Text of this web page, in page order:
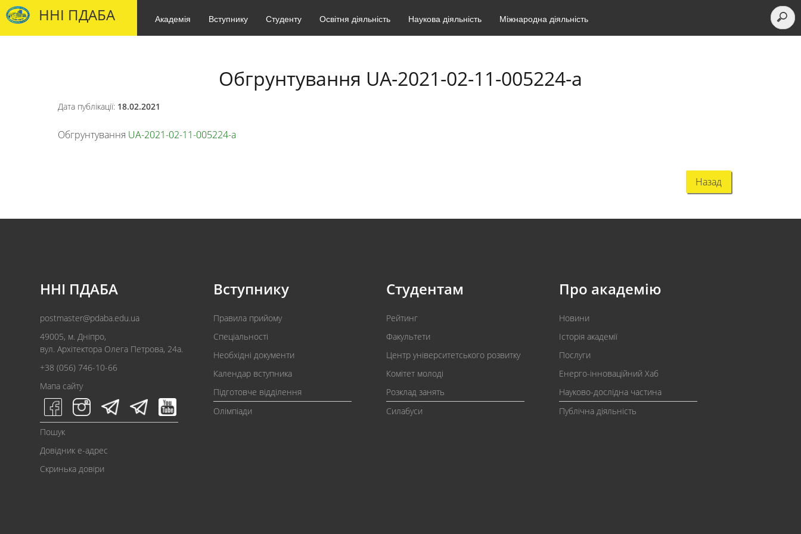
ННІ ПДАБА Академія Вступнику Студенту Освітня діяльність Наукова діяльність Міжнародна діяльність
Обгрунтування UA-2021-02-11-005224-a
Дата публікації: 18.02.2021
Обгрунтування UA-2021-02-11-005224-a
Назад
ННІ ПДАБА
postmaster@pdaba.edu.ua
49005, м. Дніпро,
вул. Архітектора Олега Петрова, 24а.
+38 (056) 746-10-66
Мапа сайту
Пошук
Довідник e-адрес
Скринька довіри
Вступнику
Правила прийому
Спеціальності
Необхідні документи
Календар вступника
Підготовче відділення
Олімпіади
Студентам
Рейтинг
Факультети
Центр університетського розвитку
Комітет молоді
Розклад занять
Силабуси
Про академію
Новини
Історія академії
Послуги
Енерго-інноваційний Хаб
Науково-дослідна частина
Публічна діяльність